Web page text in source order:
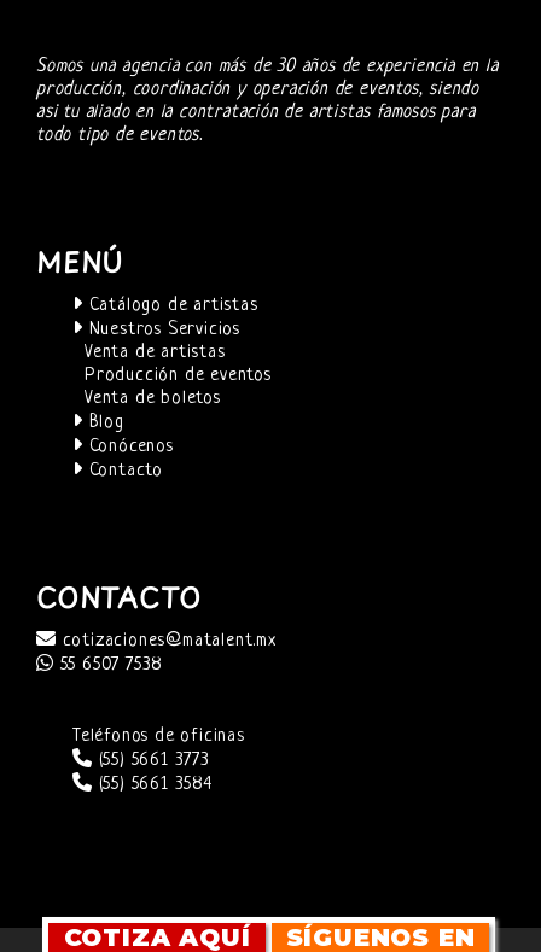
Somos una agencia con más de 30 años de experiencia en la
producción, coordinación y operación de eventos, siendo
asi tu aliado en la contratación de artistas famosos para
todo tipo de eventos.
MENÚ
Catálogo de artistas
Nuestros Servicios
Venta de artistas
Producción de eventos
Venta de boletos
Blog
Conócenos
Contacto
CONTACTO
cotizaciones@matalent.mx
55 6507 7538
Teléfonos de oficinas
(55) 5661 3773
(55) 5661 3584
COTIZA AQUÍ SÍGUENOS EN